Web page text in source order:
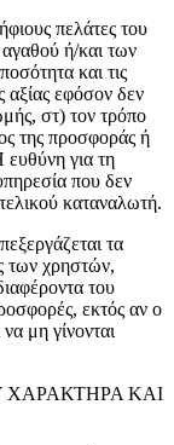
πελάτες του
ή/και των
και τις
αξίας εφόσον δεν
στ) τον τρόπο
της προσφοράς ή
ευθύνη για τη
που δεν
καταναλωτή.
τα
των χρηστών,
του
εκτός αν ο
μη γίνονται
ΧΑΡΑΚΤΗΡΑ ΚΑΙ